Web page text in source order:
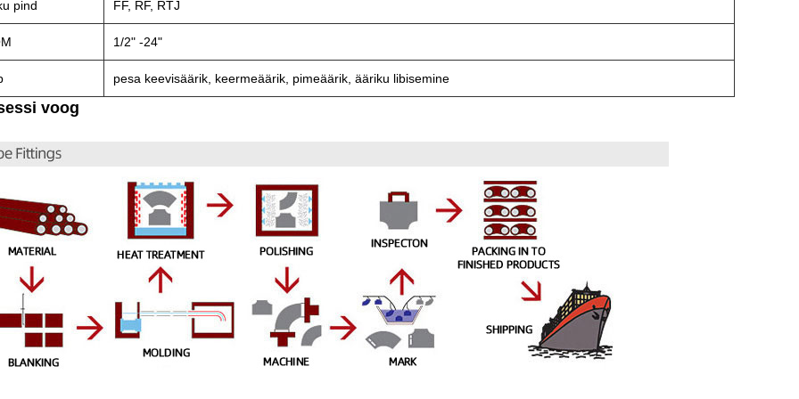
pind FF, RF, RTJ
1/2" -24"
pesa keevisäärik, keermeäärik, pimeäärik, ääriku libisemine
voog